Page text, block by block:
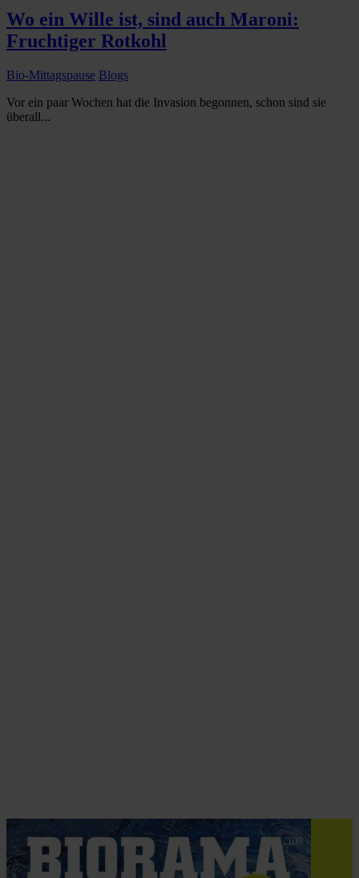
Wo ein Wille ist, sind auch Maroni:
Fruchtiger Rotkohl
Bio-Mittagspause Blogs
Vor ein paar Wochen hat die Invasion begonnen, schon sind sie
überall...